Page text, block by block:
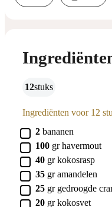
12 stuks
Ingrediënten voor 12
▢
2 bananen
▢
100 gr havermout
▢
40 gr kokosrasp
▢
35 gr amandelen
▢
25 gr gedroogde
▢
20 gr kokosvet